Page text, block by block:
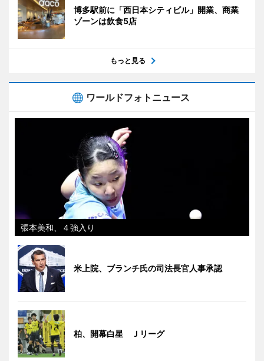
博多駅前に「西日本シティビル」開業、商業
ゾーンは飲食5店
もっと見る
ワールドフォトニュース
張本美和、４強入り
米上院、ブランチ氏の司法長官人事承認
柏、開幕白星 Ｊリーグ